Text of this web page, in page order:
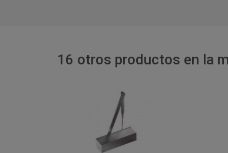
16 otros productos en la